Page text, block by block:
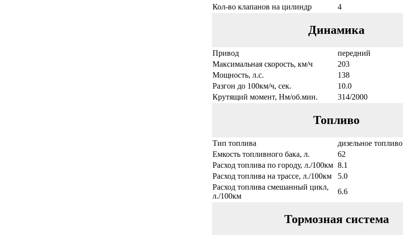
Кол-во клапанов на цилиндр
4
Динамика
Привод
передний
Максимальная скорость, км/ч
203
Мощность, л.с.
138
Разгон до 100км/ч, сек.
10.0
Крутящий момент, Нм/об.мин.
314/2000
Топливо
Тип топлива
дизельное топливо
Емкость топливного бака, л.
62
Расход топлива по городу, л./100км 8.1
Расход топлива на трассе, л./100км
5.0
Расход топлива смешанный цикл,
л./100км
6.6
Тормозная система